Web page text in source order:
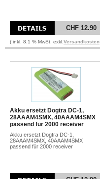
CHF 12.90
( inkl. 8.1 % MwSt. exkl. Versandkosten
Akku ersetzt Dogtra DC-1,
28AAAM4SMX, 40AAAM4SMX
passend für 2000 receiver
Akku ersetzt Dogtra DC-1,
28AAAM4SMX, 40AAAM4SMX
passend für 2000 receiver